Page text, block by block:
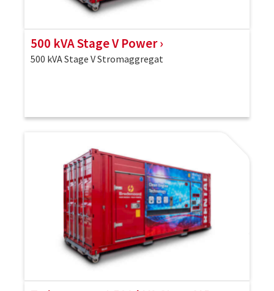
500 kVA Stage V Power
500 kVA Stage V Stromaggregat